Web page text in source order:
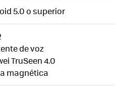
5.0 o superior
de voz
TruSeen 4.0
magnética